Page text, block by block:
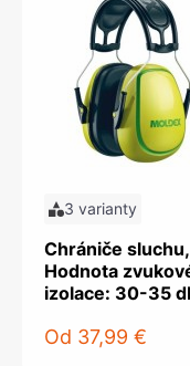
3 varianty
Chrániče sluchu,
Hodnota
izolace: 30-35
Od 37,99 €